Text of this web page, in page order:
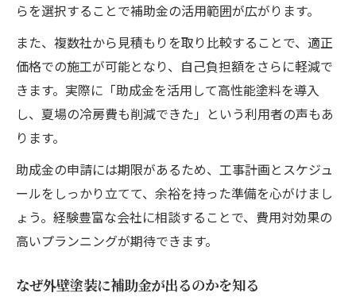
らを選択することで補助金の活用範囲が広がります。
また、複数社から見積もりを取り比較することで、適正
価格での施工が可能となり、自己負担額をさらに軽減で
きます。実際に「助成金を活用して高性能塗料を導入
し、夏場の冷房費も削減できた」という利用者の声もあ
ります。
助成金の申請には期限があるため、工事計画とスケジュ
ールをしっかり立てて、余裕を持った準備を心がけまし
ょう。経験豊富な会社に相談することで、費用対効果の
高いプランニングが期待できます。
なぜ外壁塗装に補助金が出るのかを知る